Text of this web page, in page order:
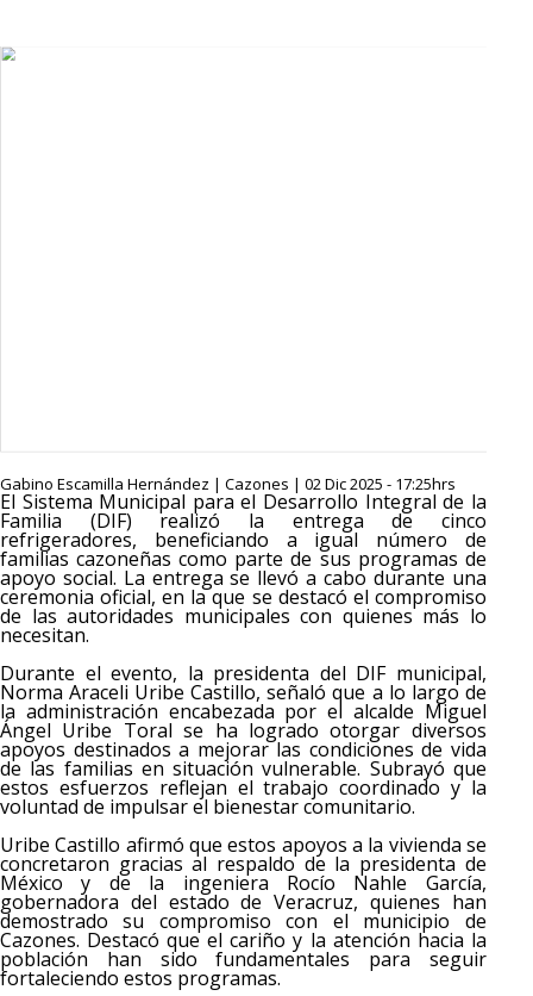
Gabino Escamilla Hernández | Cazones | 02 Dic 2025 - 17:25hrs
El Sistema Municipal para el Desarrollo Integral de la
Familia (DIF) realizó la entrega de cinco
refrigeradores, beneficiando a igual número de
familias cazoneñas como parte de sus programas de
apoyo social. La entrega se llevó a cabo durante una
ceremonia oficial, en la que se destacó el compromiso
de las autoridades municipales con quienes más lo
necesitan.
Durante el evento, la presidenta del DIF municipal,
Norma Araceli Uribe Castillo, señaló que a lo largo de
la administración encabezada por el alcalde Miguel
Ángel Uribe Toral se ha logrado otorgar diversos
apoyos destinados a mejorar las condiciones de vida
de las familias en situación vulnerable. Subrayó que
estos esfuerzos reflejan el trabajo coordinado y la
voluntad de impulsar el bienestar comunitario.
Uribe Castillo afirmó que estos apoyos a la vivienda se
concretaron gracias al respaldo de la presidenta de
México y de la ingeniera Rocío Nahle García,
gobernadora del estado de Veracruz, quienes han
demostrado su compromiso con el municipio de
Cazones. Destacó que el cariño y la atención hacia la
población han sido fundamentales para seguir
fortaleciendo estos programas.